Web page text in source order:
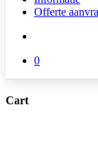
Offerte
0
Cart